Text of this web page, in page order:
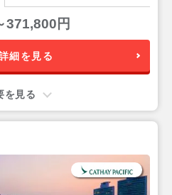
371,800円
細を見る
を見る